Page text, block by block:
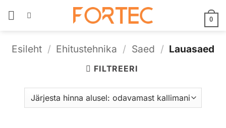
0
Esileht / Ehitustehnika / Saed / Lauasaed
FILTREERI